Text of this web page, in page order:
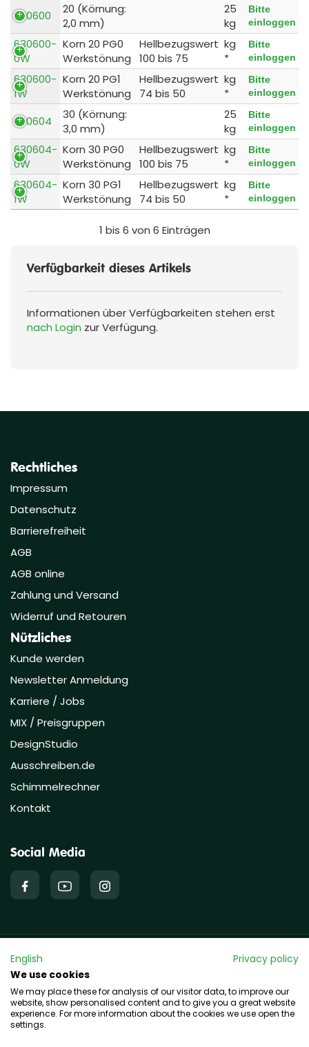
Verfügbarkeit dieses Artikels
Informationen über Verfügbarkeiten stehen erst
nach Login zur Verfügung.
630600
20 (Körnung:
2,0 mm)
25
kg
Bitte
einloggen
630600-
0W
Korn 20 PG0
Werkstönung
Hellbezugswert
100 bis 75
kg
*
Bitte
einloggen
630600-
1W
Korn 20 PG1
Werkstönung
Hellbezugswert
74 bis 50
kg
*
Bitte
einloggen
630604
30 (Körnung:
3,0 mm)
25
kg
Bitte
einloggen
630604-
0W
Korn 30 PG0
Werkstönung
Hellbezugswert
100 bis 75
kg
*
Bitte
einloggen
630604-
1W
Korn 30 PG1
Werkstönung
Hellbezugswert
74 bis 50
kg
*
Bitte
einloggen
1 bis 6 von 6 Einträgen
Rechtliches
Impressum
Datenschutz
Barrierefreiheit
AGB
AGB online
Zahlung und Versand
Widerruf und Retouren
Nützliches
Kunde werden
Newsletter Anmeldung
Karriere / Jobs
MIX / Preisgruppen
DesignStudio
Ausschreiben.de
Schimmelrechner
Kontakt
Social Media
English
Privacy policy
We use cookies
We may place these for analysis of our visitor data, to improve our
website, show personalised content and to give you a great website
experience. For more information about the cookies we use open the
settings.